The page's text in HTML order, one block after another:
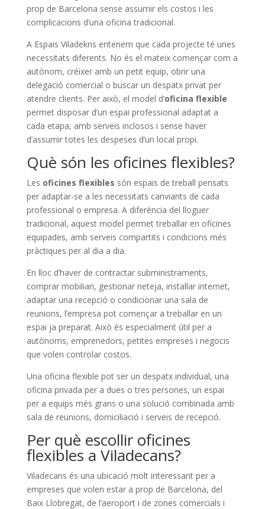
prop de Barcelona sense assumir els costos i les
complicacions d’una oficina tradicional.
A Espais Viladekns entenem que cada projecte té unes
necessitats diferents. No és el mateix començar com a
autònom, créixer amb un petit equip, obrir una
delegació comercial o buscar un despatx privat per
atendre clients. Per això, el model d’oficina flexible
permet disposar d’un espai professional adaptat a
cada etapa, amb serveis inclosos i sense haver
d’assumir totes les despeses d’un local propi.
Què són les oficines flexibles?
Les oficines flexibles són espais de treball pensats
per adaptar-se a les necessitats canviants de cada
professional o empresa. A diferència del lloguer
tradicional, aquest model permet treballar en oficines
equipades, amb serveis compartits i condicions més
pràctiques per al dia a dia.
En lloc d’haver de contractar subministraments,
comprar mobiliari, gestionar neteja, instal·lar internet,
adaptar una recepció o condicionar una sala de
reunions, l’empresa pot començar a treballar en un
espai ja preparat. Això és especialment útil per a
autònoms, emprenedors, petites empreses i negocis
que volen controlar costos.
Una oficina flexible pot ser un despatx individual, una
oficina privada per a dues o tres persones, un espai
per a equips més grans o una solució combinada amb
sala de reunions, domiciliació i serveis de recepció.
Per què escollir oficines
flexibles a Viladecans?
Viladecans és una ubicació molt interessant per a
empreses que volen estar a prop de Barcelona, del
Baix Llobregat, de l’aeroport i de zones comercials i